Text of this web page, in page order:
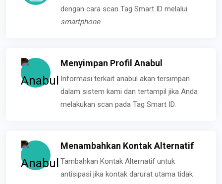
dengan cara scan Tag Smart ID melalui
smartphone.
Menyimpan Profil Anabul
Informasi terkait anabul akan tersimpan
dalam sistem kami dan tertampil jika Anda
melakukan scan pada Tag Smart ID.
Menambahkan Kontak Alternatif
Tambahkan Kontak Alternatif untuk
antisipasi jika kontak darurat utama tidak